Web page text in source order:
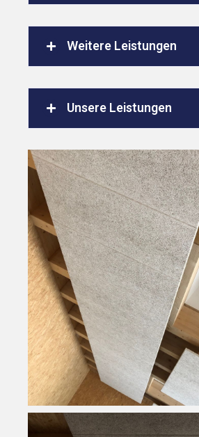
Weitere Leistungen
Unsere Leistungen